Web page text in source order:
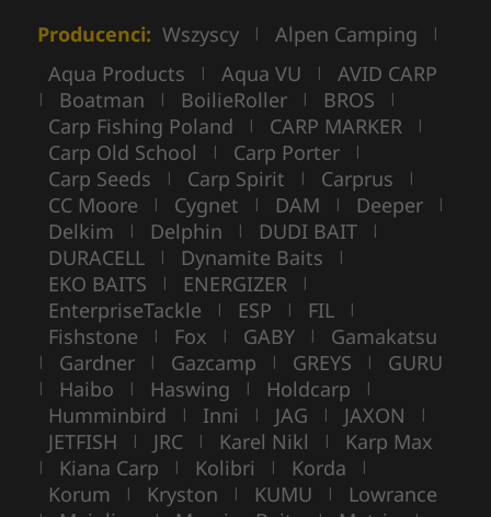
Producenci: Wszyscy | Alpen Camping |
Aqua Products | Aqua VU | AVID CARP
| Boatman | BoilieRoller | BROS |
Carp Fishing Poland | CARP MARKER |
Carp Old School | Carp Porter |
Carp Seeds | Carp Spirit | Carprus |
CC Moore | Cygnet | DAM | Deeper |
Delkim | Delphin | DUDI BAIT |
DURACELL | Dynamite Baits |
EKO BAITS | ENERGIZER |
EnterpriseTackle | ESP | FIL |
Fishstone | Fox | GABY | Gamakatsu
| Gardner | Gazcamp | GREYS | GURU
| Haibo | Haswing | Holdcarp |
Humminbird | Inni | JAG | JAXON |
JETFISH | JRC | Karel Nikl | Karp Max
| Kiana Carp | Kolibri | Korda |
Korum | Kryston | KUMU | Lowrance